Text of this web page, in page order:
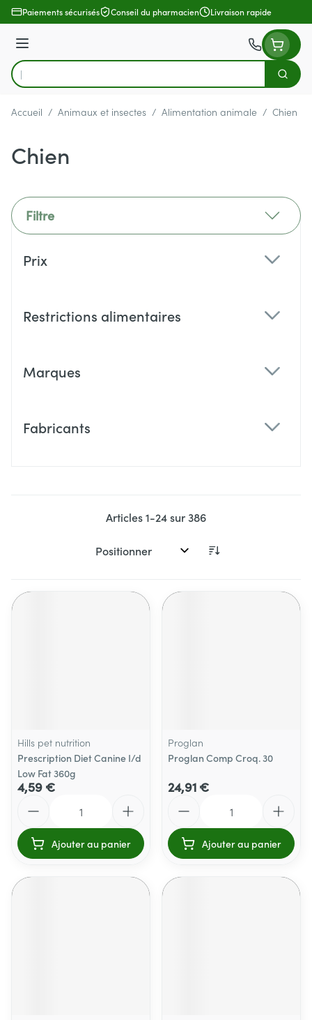
Aller au contenu
Paiements sécurisés Conseil du pharmacien Livraison rapide
Menu
Rechercher
Accueil / Animaux et insectes / Alimentation animale / Chien
Chien
Filtre
Prix
Restrictions alimentaires
Marques
Fabricants
Articles1-24sur386
Trier par:
Hills pet nutrition
Prescription Diet Canine I/d
Low Fat 360g
4,59 €
Ajouter au panier
Proglan
Proglan Comp Croq. 30
24,91 €
Ajouter au panier